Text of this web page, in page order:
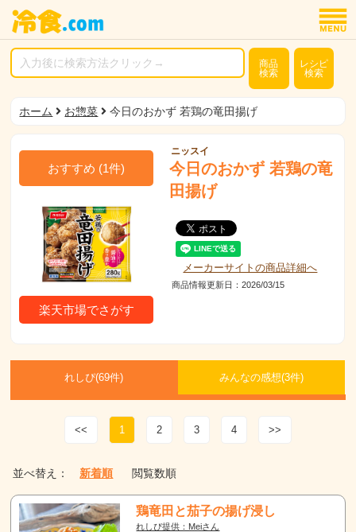
商品
検索
レシピ
検索
ホーム お惣菜 今日のおかず 若鶏の竜田揚げ
おすすめ (1件)
楽天市場でさがす
ニッスイ
今日のおかず 若鶏の竜
田揚げ
メーカーサイトの商品詳細へ
商品情報更新日：2026/03/15
れしぴ(69件) みんなの感想(3件)
<< 1 2 3 4 >>
並べ替え： 新着順 閲覧数順
鶏竜田と茄子の揚げ浸し
れしぴ提供：Meiさん